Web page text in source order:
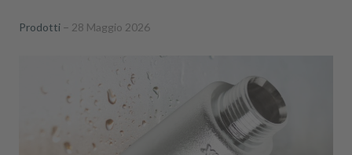
Prodotti 28 Maggio 2026